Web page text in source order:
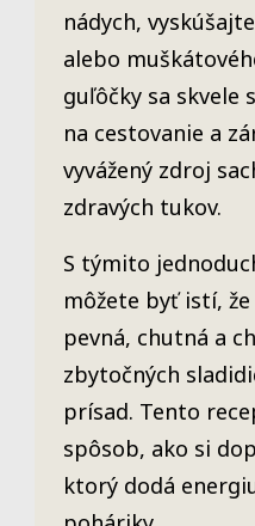
nádych,
alebo
guľôčky sa skvele
na cestovanie a
vyvážený zdroj
zdravých tukov.
S týmito
môžete byť istí,
pevná, chutná a
zbytočných
prísad. Tento
spôsob, ako si
ktorý dodá